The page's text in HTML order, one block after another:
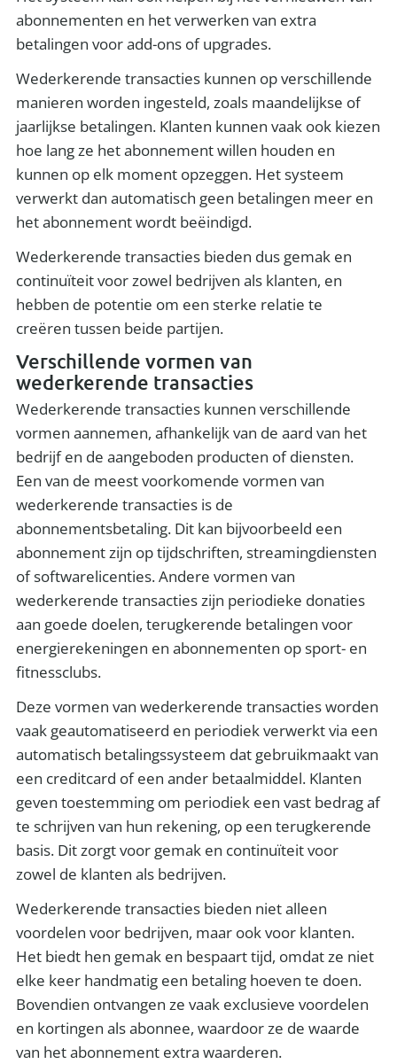
abonnementen en het verwerken van extra
betalingen voor add-ons of upgrades.
Wederkerende transacties kunnen op verschillende
manieren worden ingesteld, zoals maandelijkse of
jaarlijkse betalingen. Klanten kunnen vaak ook kiezen
hoe lang ze het abonnement willen houden en
kunnen op elk moment opzeggen. Het systeem
verwerkt dan automatisch geen betalingen meer en
het abonnement wordt beëindigd.
Wederkerende transacties bieden dus gemak en
continuïteit voor zowel bedrijven als klanten, en
hebben de potentie om een sterke relatie te
creëren tussen beide partijen.
Verschillende vormen van
wederkerende transacties
Wederkerende transacties kunnen verschillende
vormen aannemen, afhankelijk van de aard van het
bedrijf en de aangeboden producten of diensten.
Een van de meest voorkomende vormen van
wederkerende transacties is de
abonnementsbetaling. Dit kan bijvoorbeeld een
abonnement zijn op tijdschriften, streamingdiensten
of softwarelicenties. Andere vormen van
wederkerende transacties zijn periodieke donaties
aan goede doelen, terugkerende betalingen voor
energierekeningen en abonnementen op sport- en
fitnessclubs.
Deze vormen van wederkerende transacties worden
vaak geautomatiseerd en periodiek verwerkt via een
automatisch betalingssysteem dat gebruikmaakt van
een creditcard of een ander betaalmiddel. Klanten
geven toestemming om periodiek een vast bedrag af
te schrijven van hun rekening, op een terugkerende
basis. Dit zorgt voor gemak en continuïteit voor
zowel de klanten als bedrijven.
Wederkerende transacties bieden niet alleen
voordelen voor bedrijven, maar ook voor klanten.
Het biedt hen gemak en bespaart tijd, omdat ze niet
elke keer handmatig een betaling hoeven te doen.
Bovendien ontvangen ze vaak exclusieve voordelen
en kortingen als abonnee, waardoor ze de waarde
van het abonnement extra waarderen.